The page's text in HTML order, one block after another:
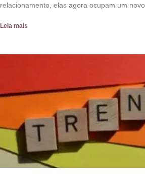
relacionamento, elas agora ocupam um novo
Leia mais